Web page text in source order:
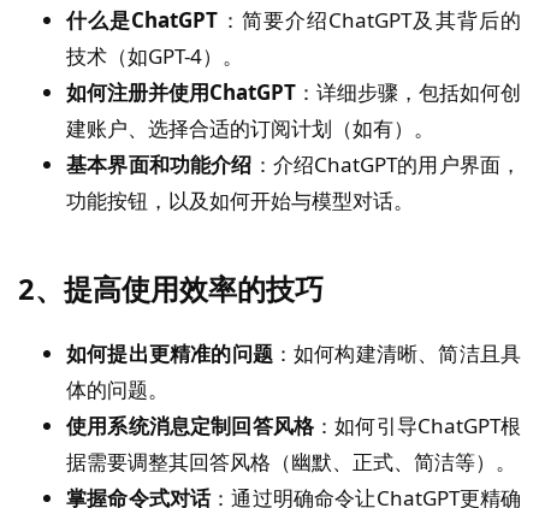
什么是ChatGPT ：简要介绍ChatGPT及其背后的
技术（如GPT-4）。
如何注册并使用ChatGPT ：详细步骤，包括如何创
建账户、选择合适的订阅计划（如有）。
基本界面和功能介绍 ：介绍ChatGPT的用户界面，
功能按钮，以及如何开始与模型对话。
2、 提高使用效率的技巧
如何提出更精准的问题：如何构建清晰、简洁且具
体的问题。
使用系统消息定制回答风格 ：如何引导ChatGPT根
据需要调整其回答风格（幽默、正式、简洁等）。
掌握命令式对话：通过明确命令让ChatGPT更精确